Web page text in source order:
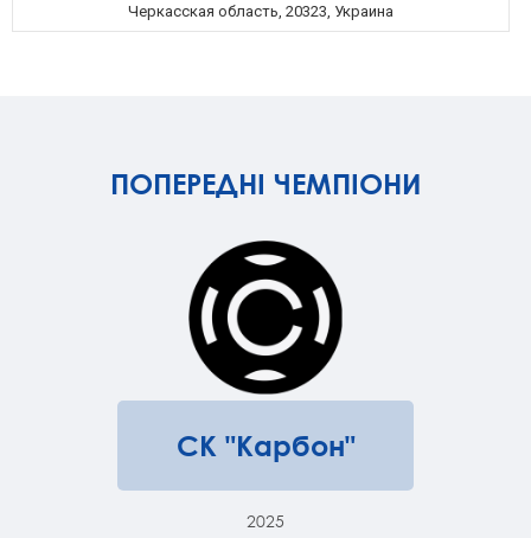
Черкасская область, 20323, Украина
ПОПЕРЕДНІ ЧЕМПІОНИ
СК "Карбон"
2025